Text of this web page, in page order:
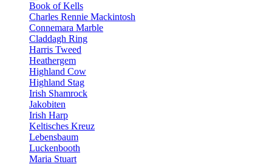
Book of Kells
Charles Rennie Mackintosh
Connemara Marble
Claddagh Ring
Harris Tweed
Heathergem
Highland Cow
Highland Stag
Irish Shamrock
Jakobiten
Irish Harp
Keltisches Kreuz
Lebensbaum
Luckenbooth
Maria Stuart